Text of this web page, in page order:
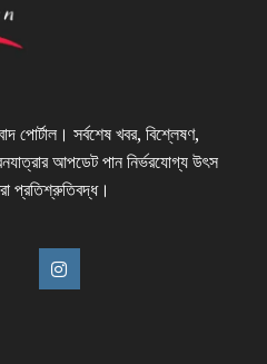
পোর্টাল। সর্বশেষ খবর, বিশ্লেষণ,
আপডেট পান নির্ভরযোগ্য উৎস
প্রতিশ্রুতিবদ্ধ।